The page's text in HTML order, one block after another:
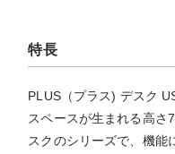
特長
PLUS（プラス) デスク
スペースが生まれる高さ
スクのシリーズで、機能